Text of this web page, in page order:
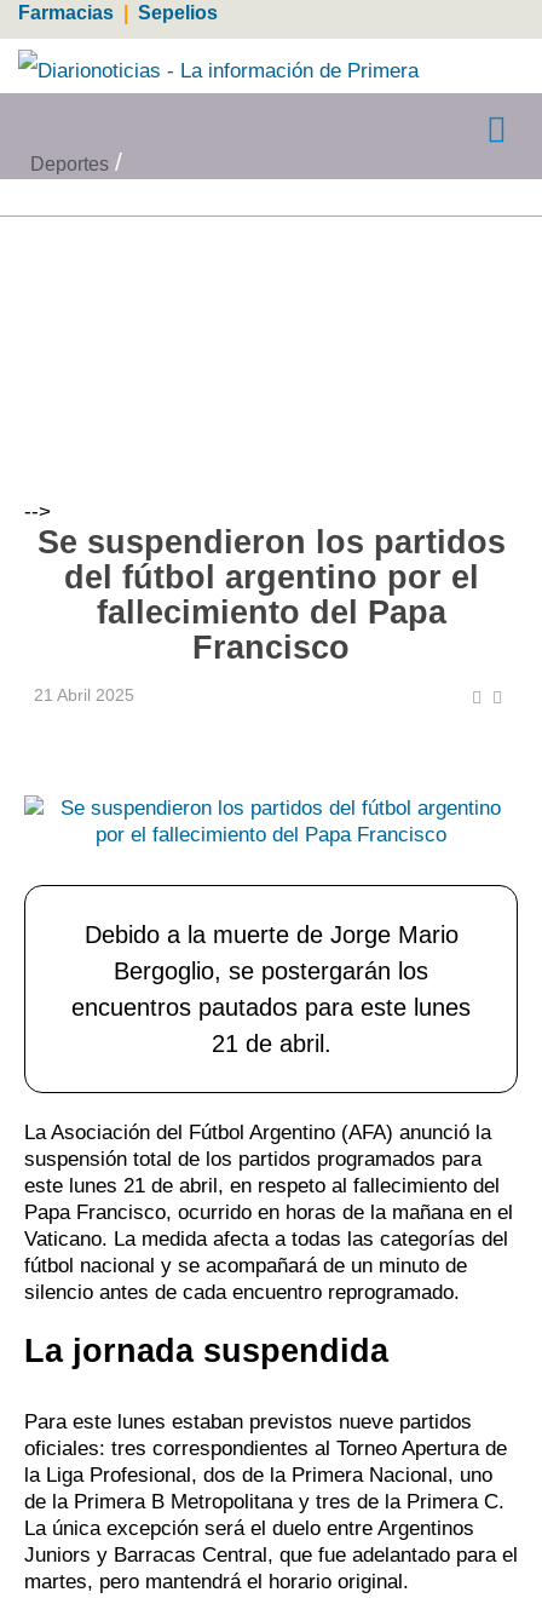
Farmacias Sepelios
Deportes
-->
Se suspendieron los partidos
del fútbol argentino por el
fallecimiento del Papa
Francisco
21 Abril 2025
Debido a la muerte de Jorge Mario
Bergoglio, se postergarán los
encuentros pautados para este lunes
21 de abril.
La Asociación del Fútbol Argentino (AFA) anunció la
suspensión total de los partidos programados para
este lunes 21 de abril, en respeto al fallecimiento del
Papa Francisco, ocurrido en horas de la mañana en el
Vaticano. La medida afecta a todas las categorías del
fútbol nacional y se acompañará de un minuto de
silencio antes de cada encuentro reprogramado.
La jornada suspendida
Para este lunes estaban previstos nueve partidos
oficiales: tres correspondientes al Torneo Apertura de
la Liga Profesional, dos de la Primera Nacional, uno
de la Primera B Metropolitana y tres de la Primera C.
La única excepción será el duelo entre Argentinos
Juniors y Barracas Central, que fue adelantado para el
martes, pero mantendrá el horario original.